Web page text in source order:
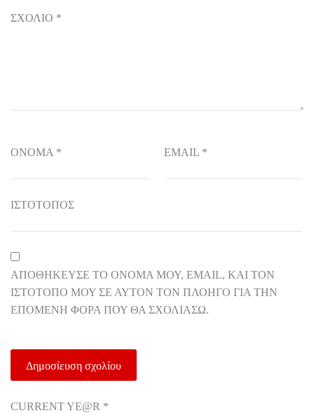
ΣΧΌΛΙΟ *
ΌΝΟΜΑ * EMAIL *
ΙΣΤΌΤΟΠΟΣ
ΑΠΟΘΉΚΕΥΣΕ ΤΟ ΌΝΟΜΆ ΜΟΥ, EMAIL, ΚΑΙ ΤΟΝ
ΙΣΤΌΤΟΠΟ ΜΟΥ ΣΕ ΑΥΤΌΝ ΤΟΝ ΠΛΟΗΓΌ ΓΙΑ ΤΗΝ
ΕΠΌΜΕΝΗ ΦΟΡΆ ΠΟΥ ΘΑ ΣΧΟΛΙΆΣΩ.
CURRENT YE@R *